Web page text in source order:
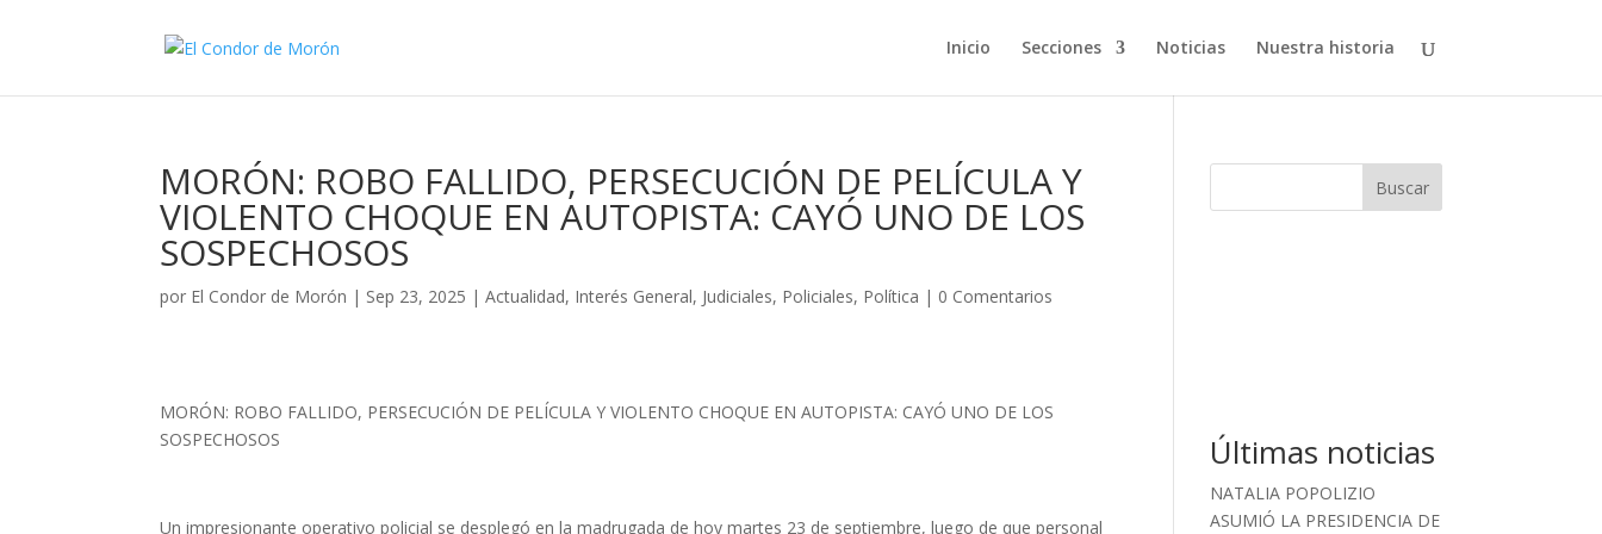
Inicio Secciones Noticias Nuestra historia
MORÓN: ROBO FALLIDO, PERSECUCIÓN DE PELÍCULA Y
VIOLENTO CHOQUE EN AUTOPISTA: CAYÓ UNO DE LOS
SOSPECHOSOS
por El Condor de Morón | Sep 23, 2025 |Actualidad, Interés General, Judiciales, Policiales, Política | 0 Comentarios
MORÓN: ROBO FALLIDO, PERSECUCIÓN DE PELÍCULA Y VIOLENTO CHOQUE EN AUTOPISTA: CAYÓ UNO DE LOS
SOSPECHOSOS
Un impresionante operativo policial se desplegó en la madrugada de hoy martes 23 de septiembre, luego de que personal
Buscar
Últimas noticias
NATALIA POPOLIZIO
ASUMIÓ LA PRESIDENCIA DE